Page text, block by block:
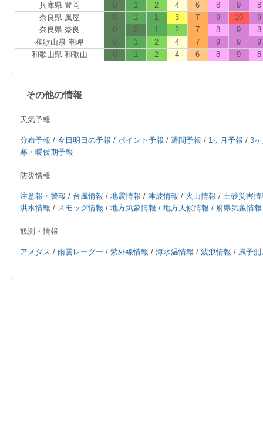
兵庫県 豊岡
0 1 2 4 6 8 9
8
奈良県 風屋
0 1 1 3 7 9 10
9
奈良県 奈良
0 0 1 2 7 8 9
8
和歌山県 潮岬
0 1 2 4 7 9 9
9
和歌山県 和歌山
0 1 2 4 6 8 9 8
その他の情報
天気予報
分布予報 / 今日明日の予報 / ポイント予報 / 週間予報 / 1ヶ月予報 / 3
寒・暖侯期予報
防災情報
注意報・警報 / 台風情報 / 地震情報 / 津波情報 / 火山情報 / 土砂災害情
洪水情報 / スモッグ情報 / 地方気象情報 / 地方天候情報 / 府県気象情報
観測・情報
アメダス / 雨雲レーダー / 紫外線情報 / 海水温情報 / 波浪情報 / 風予測